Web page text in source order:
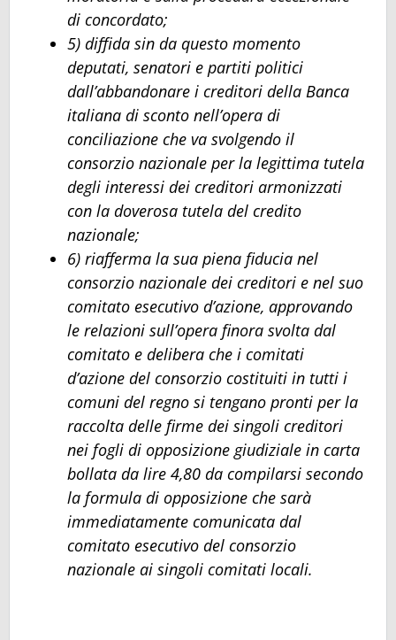
di concordato;
5) diffida sin da questo momento
deputati, senatori e partiti politici
dall’abbandonare i creditori della Banca
italiana di sconto nell’opera di
conciliazione che va svolgendo il
consorzio nazionale per la legittima tutela
degli interessi dei creditori armonizzati
con la doverosa tutela del credito
nazionale;
6) riafferma la sua piena fiducia nel
consorzio nazionale dei creditori e nel suo
comitato esecutivo d’azione, approvando
le relazioni sull’opera finora svolta dal
comitato e delibera che i comitati
d’azione del consorzio costituiti in tutti i
comuni del regno si tengano pronti per la
raccolta delle firme dei singoli creditori
nei fogli di opposizione giudiziale in carta
bollata da lire 4,80 da compilarsi secondo
la formula di opposizione che sarà
immediatamente comunicata dal
comitato esecutivo del consorzio
nazionale ai singoli comitati locali.